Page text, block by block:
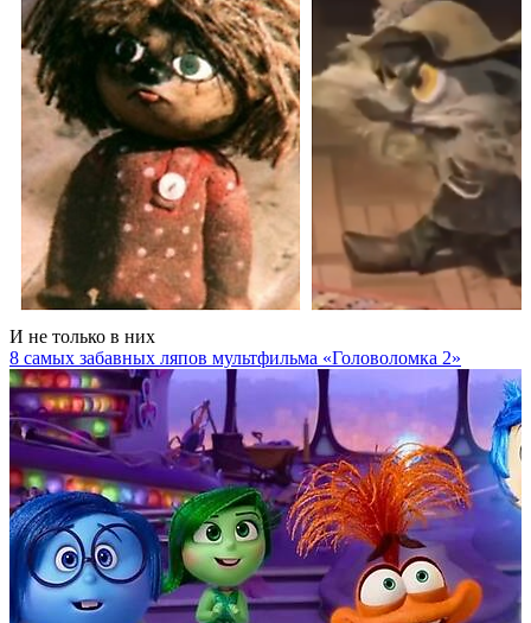
И не только в них
8 самых забавных ляпов мультфильма «Головоломка 2»